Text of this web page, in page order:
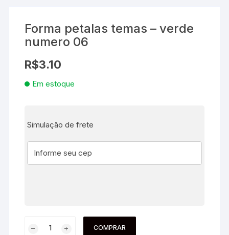
Forma petalas temas – verde
numero 06
R$3.10
Em estoque
Simulação de frete
COMPRAR